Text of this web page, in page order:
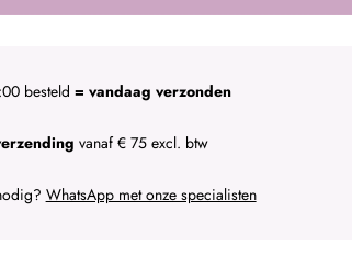
besteld = vandaag verzonden
vanaf € 75 excl. btw
WhatsApp met onze specialisten